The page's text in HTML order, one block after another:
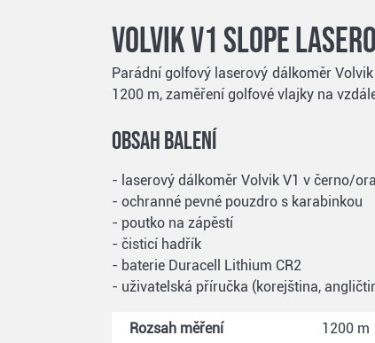
Volvik V1 Slope
Parádní golfový laserový dálkoměr
1200 m, zaměření golfové vlajky na
Obsah balení
- laserový dálkoměr Volvik V1 v černo/
- ochranné pevné pouzdro s karabinkou
- poutko na zápěstí
- čisticí hadřík
- baterie Duracell Lithium CR2
- uživatelská příručka (korejština,
Rozsah měření
1200 m